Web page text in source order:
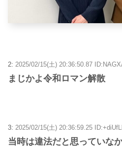
2: 2025/02/15(土) 20:36:50.87
まじかよ令和ロマン解散
3: 2025/02/15(土) 20:36:59.25
当時は違法だと思っていな